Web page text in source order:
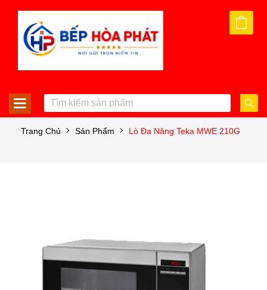
Trang Chủ Sản Phẩm Lò Đa Năng Teka MWE 210G